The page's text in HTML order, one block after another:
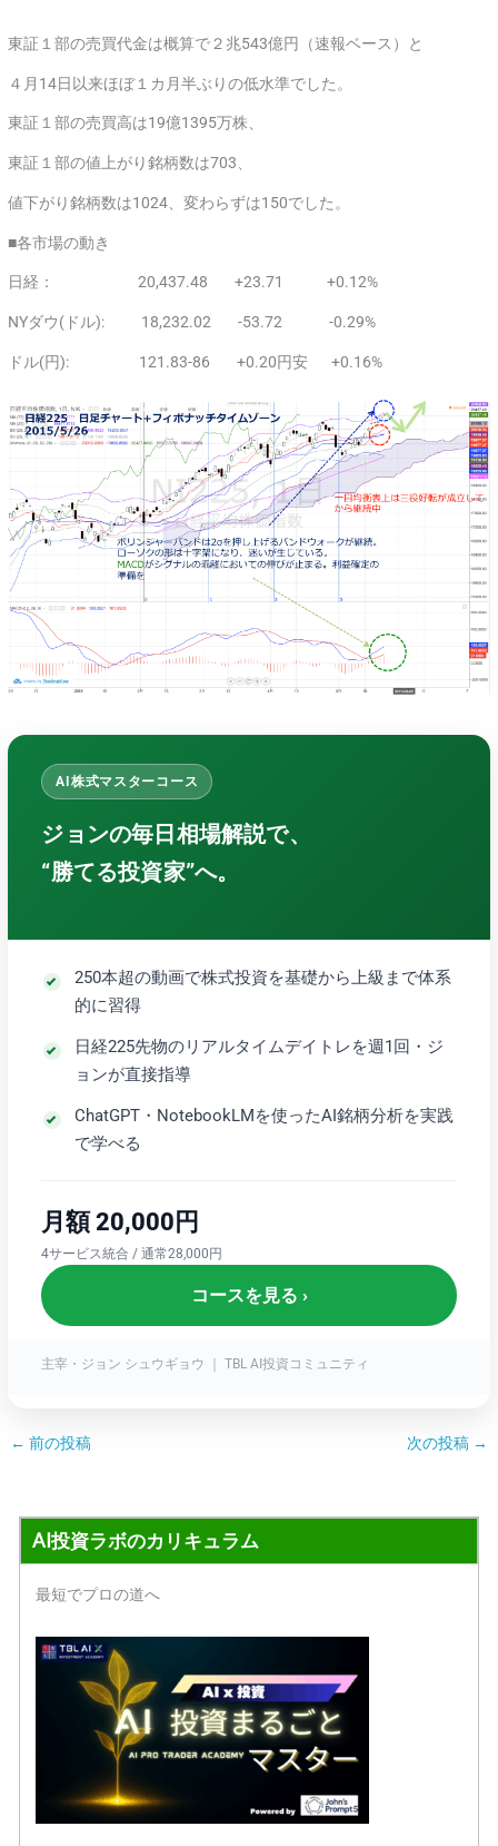
東証１部の売買代金は概算で２兆543億円（速報ベース）と
４月14日以来ほぼ１カ月半ぶりの低水準でした。
東証１部の売買高は19億1395万株、
東証１部の値上がり銘柄数は703、
値下がり銘柄数は1024、変わらずは150でした。
■各市場の動き
日経： 20,437.48 +23.71 +0.12%
NYダウ(ドル): 18,232.02 -53.72 -0.29%
ドル(円): 121.83-86 +0.20円安 +0.16%
AI株式マスターコース
ジョンの毎日相場解説で、
“勝てる投資家”へ。
250本超の動画で株式投資を基礎から上級まで体系
的に習得
日経225先物のリアルタイムデイトレを週1回・ジ
ョンが直接指導
ChatGPT・NotebookLMを使ったAI銘柄分析を実践
で学べる
月額 20,000円
4サービス統合 / 通常28,000円
コースを見る ›
主宰・ジョン シュウギョウ ｜ TBL AI投資コミュニティ
← 前の投稿 次の投稿 →
AI投資ラボのカリキュラム
最短でプロの道へ